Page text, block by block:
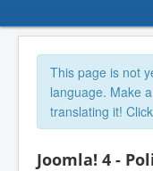
This page is not
language. Make
translating it! Click
Joomla! 4 -